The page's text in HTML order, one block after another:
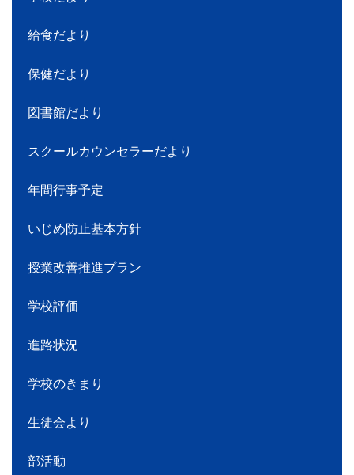
学校概要
校長あいさつ
学校経営計画
学校だより
給食だより
保健だより
図書館だより
スクールカウンセラーだより
年間行事予定
いじめ防止基本方針
授業改善推進プラン
学校評価